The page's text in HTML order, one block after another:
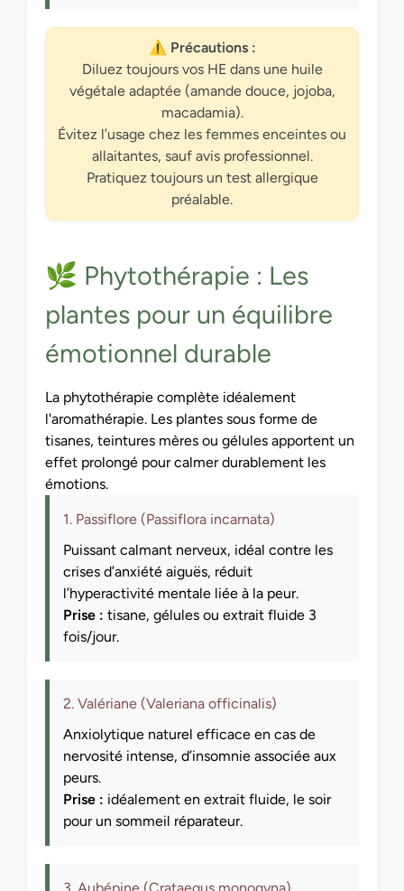
⚠️ Précautions :
Diluez toujours vos HE dans une huile
végétale adaptée (amande douce, jojoba,
macadamia).
Évitez l’usage chez les femmes enceintes ou
allaitantes, sauf avis professionnel.
Pratiquez toujours un test allergique
préalable.
🌿 Phytothérapie : Les
plantes pour un équilibre
émotionnel durable
La phytothérapie complète idéalement
l'aromathérapie. Les plantes sous forme de
tisanes, teintures mères ou gélules apportent un
effet prolongé pour calmer durablement les
émotions.
1. Passiflore (Passiflora incarnata)
Puissant calmant nerveux, idéal contre les
crises d’anxiété aiguës, réduit
l’hyperactivité mentale liée à la peur.
Prise : tisane, gélules ou extrait fluide 3
fois/jour.
2. Valériane (Valeriana officinalis)
Anxiolytique naturel efficace en cas de
nervosité intense, d’insomnie associée aux
peurs.
Prise : idéalement en extrait fluide, le soir
pour un sommeil réparateur.